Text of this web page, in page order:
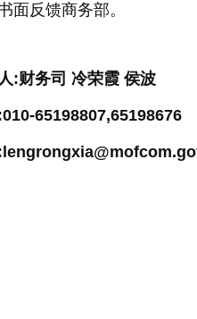
面反馈商务部。
:财务司 冷荣霞 侯波
65198807,65198676